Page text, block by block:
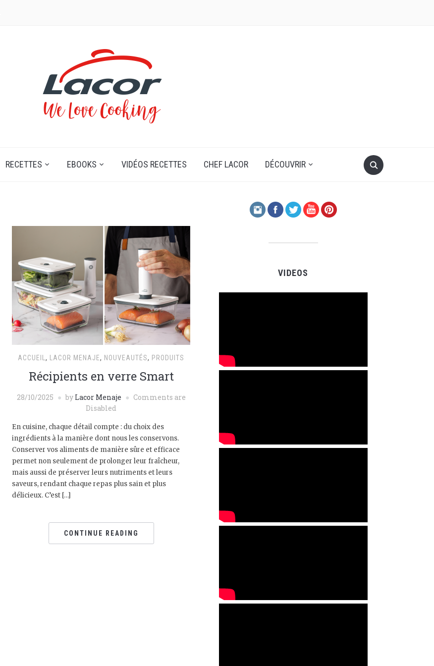
RECETTES EBOOKS VIDÉOS RECETTES CHEF LACOR DÉCOUVRIR
ACCUEIL , LACOR MENAJE, NOUVEAUTÉS, PRODUITS
Récipients en verre Smart
28/10/2025 by Lacor Menaje
Comments are
Disabled
En cuisine, chaque détail compte : du choix des
ingrédients à la manière dont nous les conservons.
Conserver vos aliments de manière sûre et efficace
permet non seulement de prolonger leur fraîcheur,
mais aussi de préserver leurs nutriments et leurs
saveurs, rendant chaque repas plus sain et plus
délicieux. C’est […]
CONTINUE READING
VIDEOS